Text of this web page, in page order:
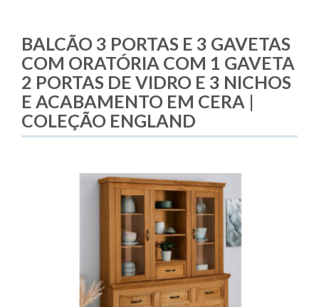
BALCÃO 3 PORTAS E 3 GAVETAS
COM ORATÓRIA COM 1 GAVETA
2 PORTAS DE VIDRO E 3 NICHOS
E ACABAMENTO EM CERA |
COLEÇÃO ENGLAND